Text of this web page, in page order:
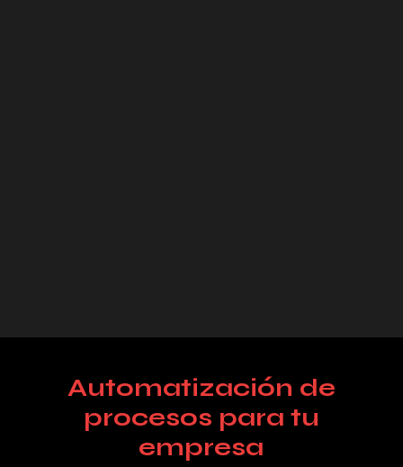
Automatización de
procesos para tu
empresa